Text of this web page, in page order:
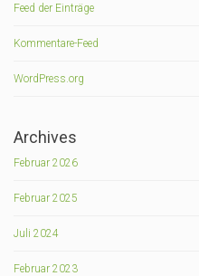
Feed der Einträge
Kommentare-Feed
WordPress.org
Archives
Februar 2026
Februar 2025
Juli 2024
Februar 2023